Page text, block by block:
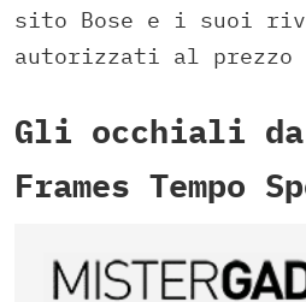
sito Bose e i suoi
autorizzati al prezzo
Gli occhiali
Frames Tempo